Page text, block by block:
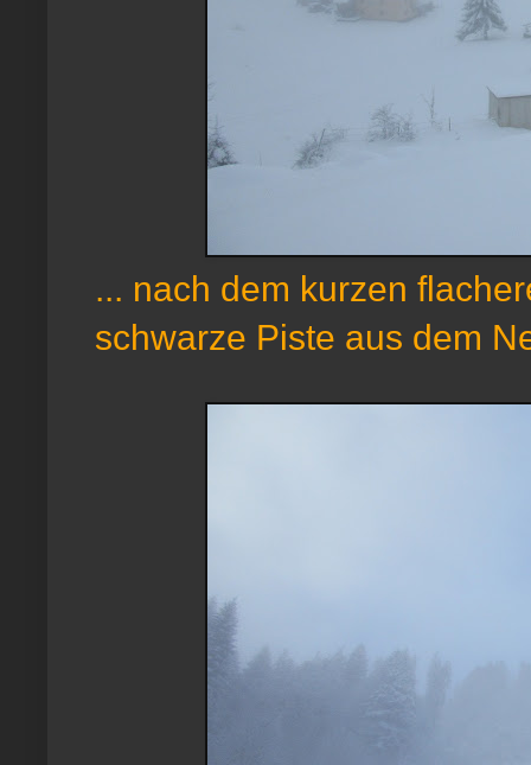
... nach dem kurzen
schwarze Piste aus dem